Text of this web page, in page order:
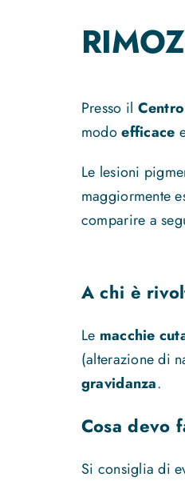
Presso il
modoefficace
Le lesioni
maggiormente
comparire a
A chi è
Le macchie
(alterazione di
gravidanza.
Cosa devo
Si consiglia di